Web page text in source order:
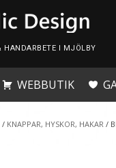
HANDARBETE I MJÖLBY
WEBBUTIK
/ KNAPPAR, HYSKOR, HAKAR /